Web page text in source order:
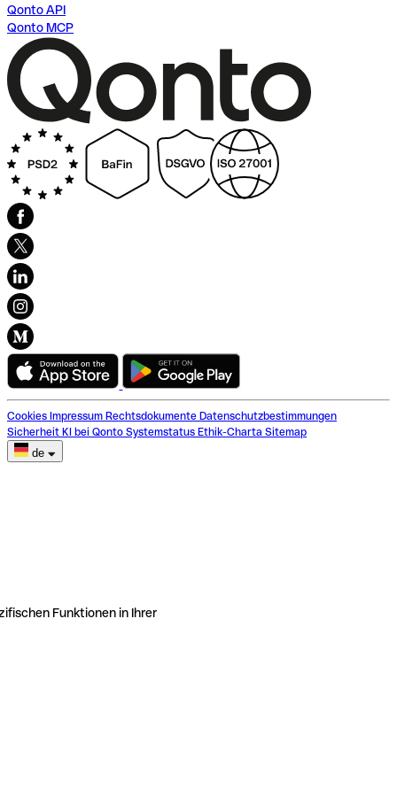
Qonto API
Qonto MCP
Cookies Impressum Rechtsdokumente Datenschutzbestimmungen
Sicherheit KI bei Qonto Systemstatus Ethik-Charta Sitemap
de
Funktionen in Ihrer